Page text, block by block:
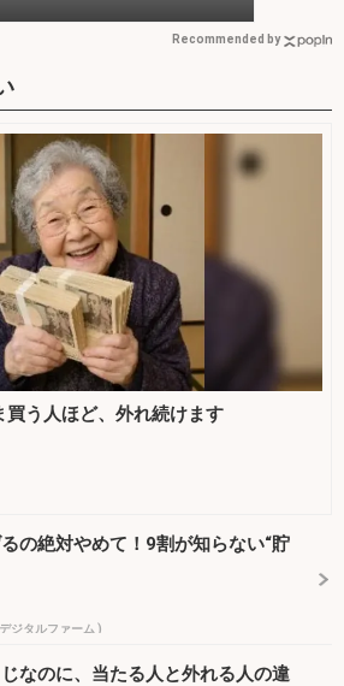
Recommended by
う人ほど、外れ続けます
の絶対やめて！9割が知らない“貯
ジタルファーム )
なのに、当たる人と外れる人の違